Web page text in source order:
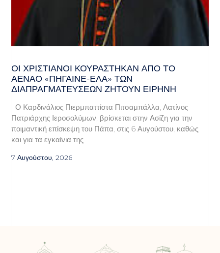
ΟΙ ΧΡΙΣΤΙΑΝΟΊ ΚΟΥΡΆΣΤΗΚΑΝ ΑΠΌ ΤΟ
ΑΈΝΑΟ «ΠΉΓΑΙΝΕ-ΈΛΑ» ΤΩΝ
ΔΙΑΠΡΑΓΜΑΤΕΎΣΕΩΝ ΖΗΤΟΎΝ ΕΙΡΉΝΗ
Ο Καρδινάλιος Πιερμπαττίστα Πιτσαμπάλλα, Λατίνος
Πατριάρχης Ιεροσολύμων, βρίσκεται στην Ασίζη για την
ποιμαντική επίσκεψη του Πάπα, στις 6 Αυγούστου, καθώς
και για τα εγκαίνια της
7 Αυγούστου, 2026